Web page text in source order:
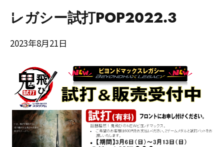
レガシー試打POP2022.3
2023年8月21日